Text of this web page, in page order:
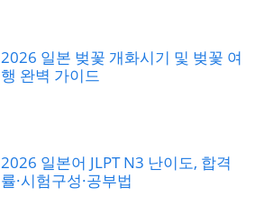
2026 일본 벚꽃 개화시기 및 벚꽃 여
행 완벽 가이드
2026 일본어 JLPT N3 난이도, 합격
률·시험구성·공부법